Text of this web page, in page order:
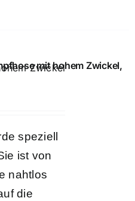
mit hohem Zwickel,
speziell
ist von
nahtlos
die